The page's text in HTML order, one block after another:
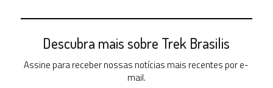
Descubra mais sobre Trek Brasilis
Assine para receber nossas notícias mais recentes por e-
mail.